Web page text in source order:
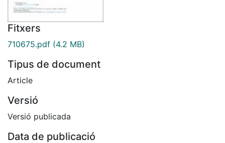
Fitxers
710675.pdf (4.2 MB)
Tipus de document
Article
Versió
Versió publicada
Data de publicació